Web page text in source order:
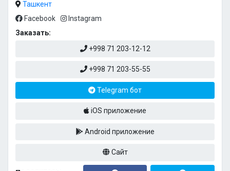
Ташкент
Facebook
Instagram
Заказать:
+998 71 203-12-12
+998 71 203-55-55
Telegram бот
iOS приложение
Android приложение
Сайт